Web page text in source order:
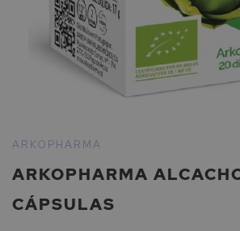
para
início
Galeria
ARKOPHARMA
CÁPSULAS
ARKOPHARMA